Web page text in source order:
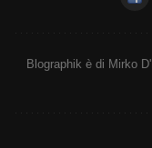
Blographik è di Mirko